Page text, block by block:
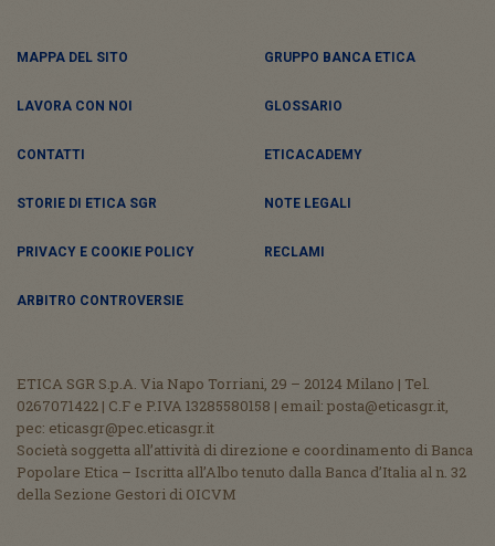
MAPPA DEL SITO GRUPPO BANCA ETICA
LAVORA CON NOI GLOSSARIO
CONTATTI ETICACADEMY
STORIE DI ETICA SGR NOTE LEGALI
PRIVACY E COOKIE POLICY RECLAMI
ARBITRO CONTROVERSIE
ETICA SGR S.p.A. Via Napo Torriani, 29 – 20124 Milano | Tel.
0267071422 | C.F e P.IVA 13285580158 | email: posta@eticasgr.it,
pec: eticasgr@pec.eticasgr.it
Società soggetta all’attività di direzione e coordinamento di Banca
Popolare Etica – Iscritta all’Albo tenuto dalla Banca d’Italia al n. 32
della Sezione Gestori di OICVM